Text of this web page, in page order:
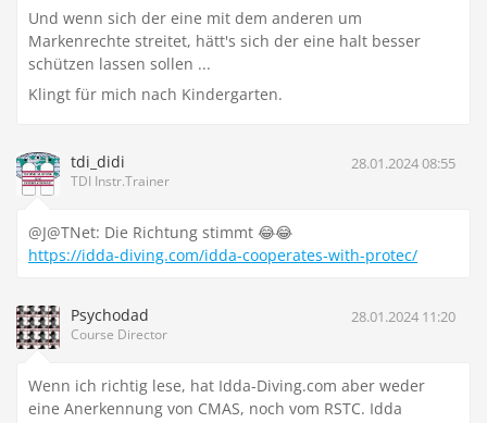
Und wenn sich der eine mit dem anderen um
Markenrechte streitet, hätt's sich der eine halt besser
schützen lassen sollen ...
Klingt für mich nach Kindergarten.
tdi_didi
TDI Instr.Trainer
28.01.2024 08:55
@J@TNet: Die Richtung stimmt 😂😂
https://idda-diving.com/idda-cooperates-with-protec/
Psychodad
Course Director
28.01.2024 11:20
Wenn ich richtig lese, hat Idda-Diving.com aber weder
eine Anerkennung von CMAS, noch vom RSTC. Idda